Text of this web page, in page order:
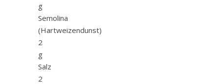
g
Semolina
(Hartweizendunst)
2
g
Salz
2